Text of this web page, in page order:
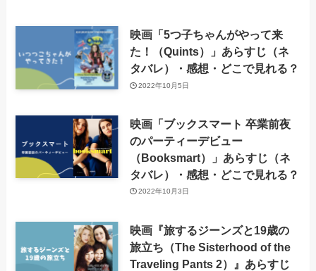
映画「5つ子ちゃんがやって来
た！（Quints）」あらすじ（ネ
タバレ）・感想・どこで見れる？
2022年10月5日
映画「ブックスマート 卒業前夜
のパーティーデビュー
（Booksmart）」あらすじ（ネ
タバレ）・感想・どこで見れる？
2022年10月3日
映画『旅するジーンズと19歳の
旅立ち（The Sisterhood of the
Traveling Pants 2）』あらすじ